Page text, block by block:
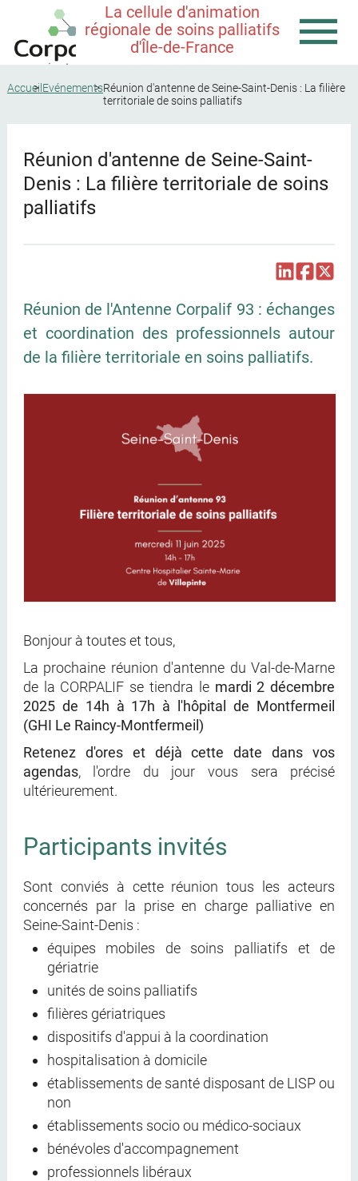
La cellule d'animation
régionale de soins palliatifs
d'Île-de-France
Accueil EvénementsRéunion d'antenne de Seine-Saint-Denis : La filière
territoriale de soins palliatifs
Réunion d'antenne de Seine-Saint-
Denis : La filière territoriale de soins
palliatifs
Réunion de l'Antenne Corpalif 93 : échanges
et coordination des professionnels autour
de la filière territoriale en soins palliatifs.
Bonjour à toutes et tous,
La prochaine réunion d'antenne du Val-de-Marne
de la CORPALIF se tiendra le mardi 2 décembre
2025 de 14h à 17h à l'hôpital de Montfermeil
(GHI Le Raincy-Montfermeil)
Retenez d'ores et déjà cette date dans vos
agendas, l'ordre du jour vous sera précisé
ultérieurement.
Participants invités
Sont conviés à cette réunion tous les acteurs
concernés par la prise en charge palliative en
Seine-Saint-Denis :
équipes mobiles de soins palliatifs et de
gériatrie
unités de soins palliatifs
filières gériatriques
dispositifs d'appui à la coordination
hospitalisation à domicile
établissements de santé disposant de LISP ou
non
établissements socio ou médico-sociaux
bénévoles d'accompagnement
professionnels libéraux